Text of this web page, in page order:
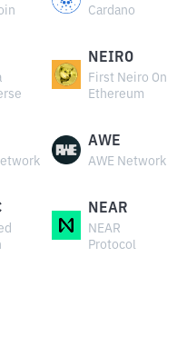
Cardano
NEIRO
First Neiro On
Ethereum
AWE
AWE Network
NEAR
NEAR
Protocol